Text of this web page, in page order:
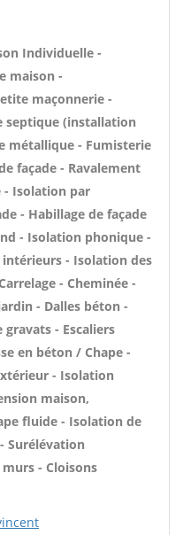
Individuelle -
maison -
maçonnerie -
septique (installation
métallique - Fumisterie
façade - Ravalement
- Isolation par
- Habillage de façade
- Isolation phonique -
- Isolation des
- Cheminée -
- Dalles béton -
- Escaliers
en béton / Chape -
- Isolation
maison,
fluide - Isolation de
Surélévation
- Cloisons